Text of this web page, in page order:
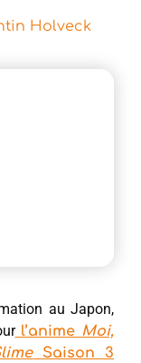
Holveck
au Japon,
l’anime Moi,
Saison 3